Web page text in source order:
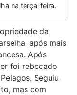
na terça-feira.
da
após mais
Após
foi rebocado
Seguiu
mas com